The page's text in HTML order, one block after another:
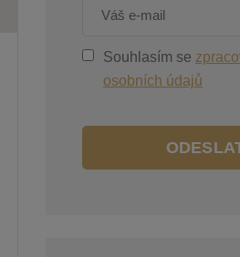
Souhlasím se
osobních údajů